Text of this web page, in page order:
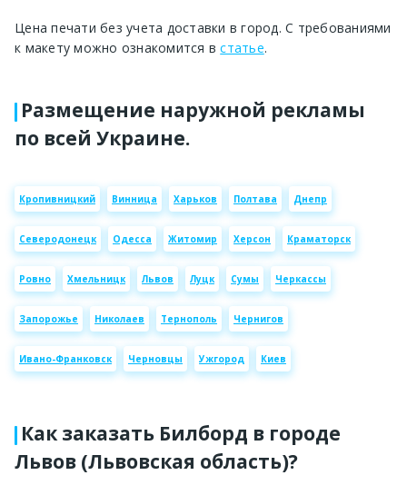
Цена печати без учета доставки в город. С требованиями
к макету можно ознакомится встатье.
Размещение наружной рекламы
по всей Украине.
Кропивницкий Винница Харьков Полтава Днепр
Северодонецк Одесса Житомир Херсон Краматорск
Ровно Хмельницк Львов Луцк Сумы Черкассы
Запорожье Николаев Тернополь Чернигов
Ивано-Франковск Черновцы Ужгород Киев
Как заказать Билборд в городе
Львов (Львовская область)?